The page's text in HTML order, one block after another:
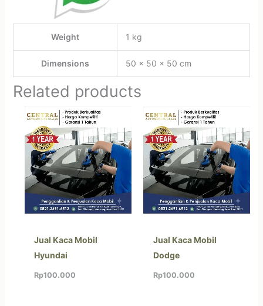
Weight 1 kg
Dimensions 50 × 50 × 50 cm
Related products
Jual Kaca Mobil
Hyundai
Rp100.000
Jual Kaca Mobil
Dodge
Rp100.000